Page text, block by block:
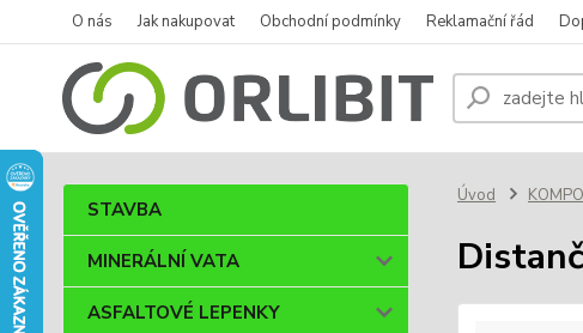
O nás Jak nakupovat Obchodní podmínky Reklamační řád
STAVBA
MINERÁLNÍ VATA
ASFALTOVÉ LEPENKY
Úvod